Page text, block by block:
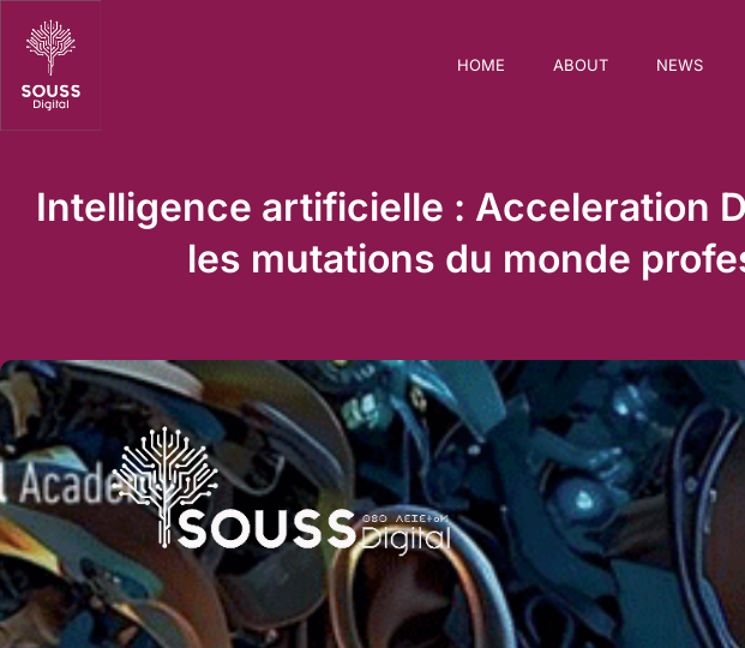
HOME ABOUT NEWS
Intelligence artificielle : Acceleration
les mutations du monde